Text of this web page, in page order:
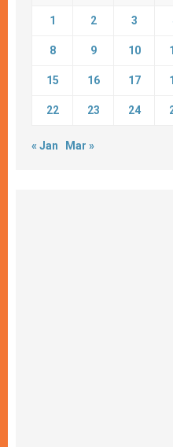
1 2 3
8 9 10
15 16 17
22 23 24
« Jan Mar »